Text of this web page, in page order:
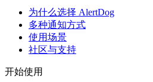
为什么选择 AlertDog
多种通知方式
使用场景
社区与支持
开始使用